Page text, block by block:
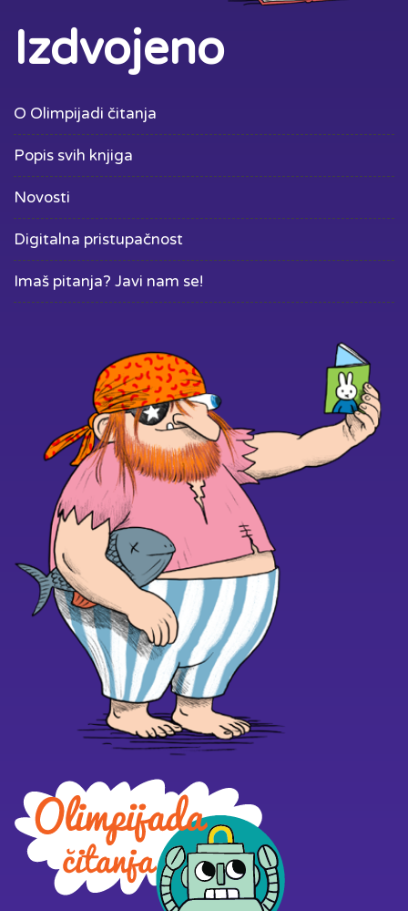
Izdvojeno
O Olimpijadi čitanja
Popis svih knjiga
Novosti
Digitalna pristupačnost
Imaš pitanja? Javi nam se!